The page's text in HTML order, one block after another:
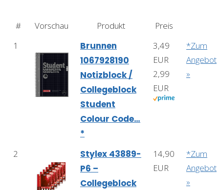
# Vorschau Produkt
Preis
1
Brunnen
1067928190
Notizblock /
Collegeblock
Student
Colour Code…
*
3,49
EUR
2,99
EUR
*Zum
Angebot
»
2
Stylex 43889-
P6 –
Collegeblock
14,90
EUR
*Zum
Angebot
»